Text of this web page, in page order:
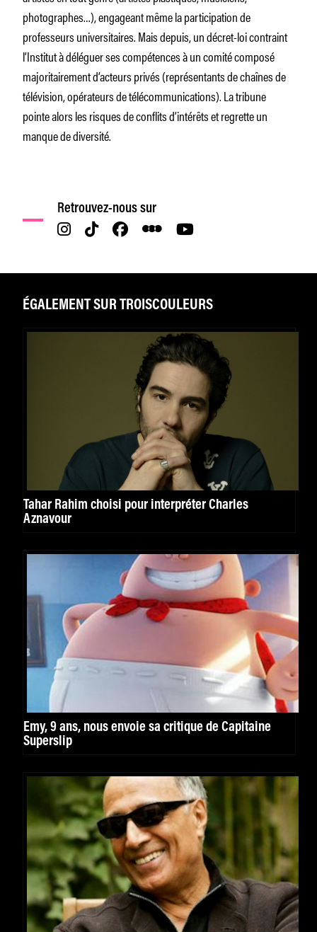
photographes…), engageant même la participation de
professeurs universitaires. Mais depuis, un décret-loi contraint
l’Institut à déléguer ses compétences à un comité composé
majoritairement d’acteurs privés (représentants de chaînes de
télévision, opérateurs de télécommunications). La tribune
pointe alors les risques de conflits d’intérêts et regrette un
manque de diversité.
Retrouvez-nous sur
ÉGALEMENT SUR TROISCOULEURS
Tahar Rahim choisi pour interpréter Charles
Aznavour
Emy, 9 ans, nous envoie sa critique de Capitaine
Superslip